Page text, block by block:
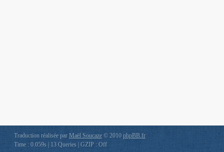
Traduction réalisée parMaël Soucaze© 2010 phpBB.fr
Time : 0.059s | 13 Queries | GZIP : Off